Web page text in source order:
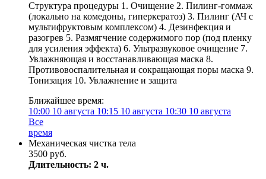
Структура процедуры 1. Очищение 2. Пилинг-гоммаж
(локально на комедоны, гиперкератоз) 3. Пилинг (АЧ с
мультифруктовым комплексом) 4. Дезинфекция и
разогрев 5. Размягчение содержимого пор (под пленку
для усиления эффекта) 6. Ультразвуковое очищение 7.
Увлажняющая и восстанавливающая маска 8.
Противовоспалительная и сокращающая поры маска 9.
Тонизация 10. Увлажнение и защита
Ближайшее время:
10:00 10 августа 10:15 10 августа 10:30 10 августа
Все
время
Механическая чистка тела
3500 руб.
Длительность: 2 ч.